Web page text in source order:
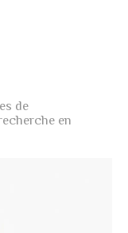
CONTACT
de
en